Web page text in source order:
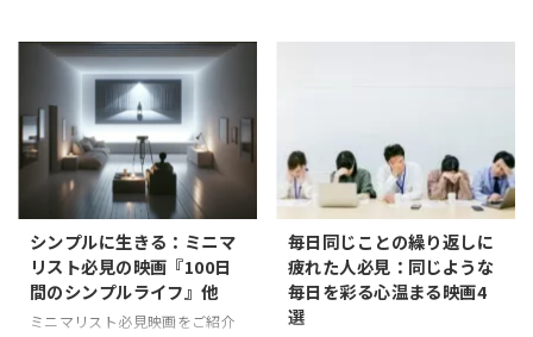
特な表現力で世界中の観客を魅
了しています。中でも「ナヴァ
ラサ」と呼ばれる9つの感情の概
念は、映画製作の重要な要素と
されています。ナヴァラサは、
シュリンガーラ（恋愛）、ハー
スヤ（笑い）、カルナ（悲し
み）、ラウドラ（怒り）、ヴィ
ーラ（勇敢）、バヤナカ（恐
怖）、ビーバッサ（嫌悪）、ア
ドゥブタ（驚き）、シャーンタ
（平穏）の各感情を指します。
これらが組み込まれることで、
勇気をくれる映画5選 新たな挑
では、その不安は一層大きくな
ることも。だからこそ、その一
歩を踏み出す前に観てほしい映
画を紹介します。これから紹介
する映画は、異なる背景を持つ
人々が直面する挑戦と成長の物
語を描いており、不安を乗り越
え、自信を持って新しいステッ
シンプルに生きる：ミニマ
リスト必見の映画『100日
間のシンプルライフ』他
ミニマリスト必見映画をご紹介
毎日同じことの繰り返しに
疲れた人必見：同じような
毎日を彩る心温まる映画4
選